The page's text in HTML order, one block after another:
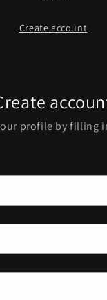
Create account
profile by filling